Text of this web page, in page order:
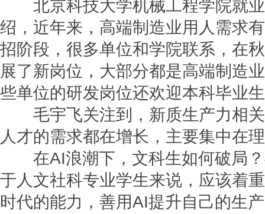
北京科技大学机械工程学院就业
绍，近年来，高端制造业用人需求
招阶段，很多单位和学院联系，在
展了新岗位，大部分都是高端制造
些单位的研发岗位还欢迎本科毕业
毛宇飞关注到，新质生产力相关
人才的需求都在增长，主要集中在
在AI浪潮下，文科生如何破局？
于人文社科专业学生来说，应该着
时代的能力，善用AI提升自己的生